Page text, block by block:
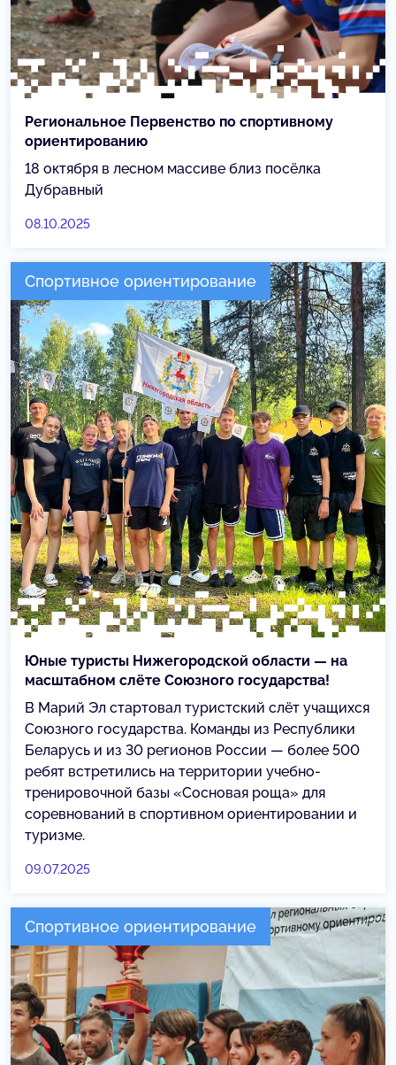
Региональное Первенство по спортивному
ориентированию
18 октября в лесном массиве близ посёлка
Дубравный
08.10.2025
Спортивное ориентирование
Юные туристы Нижегородской области — на
масштабном слёте Союзного государства!
В Марий Эл стартовал туристский слёт учащихся
Союзного государства. Команды из Республики
Беларусь и из 30 регионов России — более 500
ребят встретились на территории учебно-
тренировочной базы «Сосновая роща» для
соревнований в спортивном ориентировании и
туризме.
09.07.2025
Спортивное ориентирование